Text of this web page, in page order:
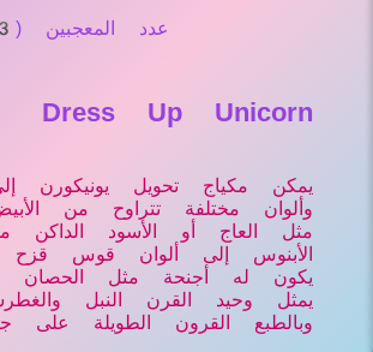
عدد المعجبين (43) لاعب
Dress Up Unicorn
يمكن مكياج تحويل يونيكورن
وألوان مختلفة تتراوح من
مثل العاج أو الأسود
الأبنوس إلى ألوان قوس قزح
يكون له أجنحة مثل الحصان
يمثل وحيد القرن النبل
وبالطبع القرون الطويلة على